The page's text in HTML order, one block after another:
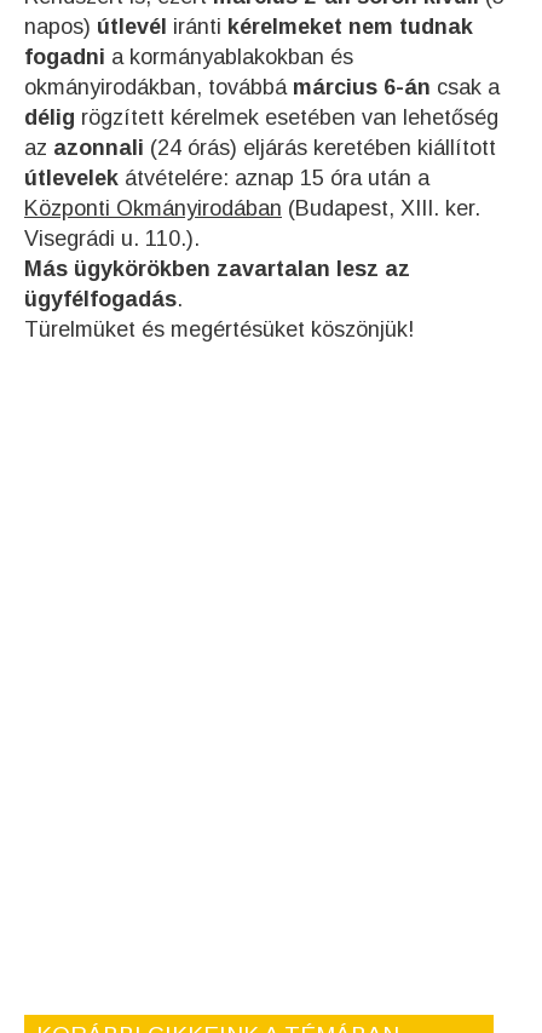
napos) útlevél iránti kérelmeket nem tudnak
fogadni a kormányablakokban és
okmányirodákban, továbbá március 6-án csak a
délig rögzített kérelmek esetében van lehetőség
az azonnali (24 órás) eljárás keretében kiállított
útlevelek átvételére: aznap 15 óra után a
Központi Okmányirodában (Budapest, XIII. ker.
Visegrádi u. 110.).
Más ügykörökben zavartalan lesz az
ügyfélfogadás.
Türelmüket és megértésüket köszönjük!